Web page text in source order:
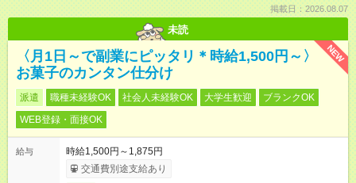
掲載日：2026.08.07
未読
NEW
〈月1日～で副業にピッタリ＊時給1,500円～〉
お菓子のカンタン仕分け
派遣 職種未経験OK 社会人未経験OK 大学生歓迎
ブランクOK
WEB登録・面接OK
給与
時給1,500円～1,875円
交通費別途支給あり